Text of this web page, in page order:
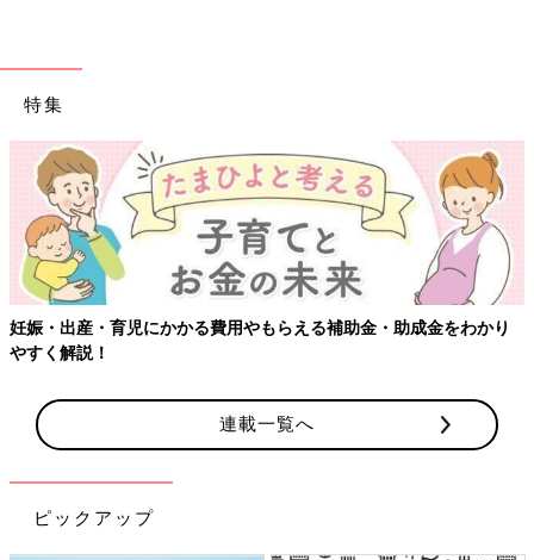
特集
妊娠・出産・育児にかかる費用やもらえる補助金・助成金をわかり
やすく解説！
連載一覧へ
ピックアップ